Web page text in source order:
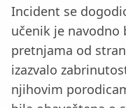
Incident se
učenik je navodno
pretnjama od
izazvalo
njihovim